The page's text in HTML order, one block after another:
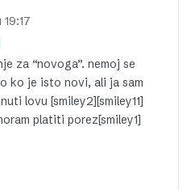
za “novoga”. nemoj se
ko je isto novi, ali ja sam
lovu [smiley2][smiley11]
platiti porez[smiley1]